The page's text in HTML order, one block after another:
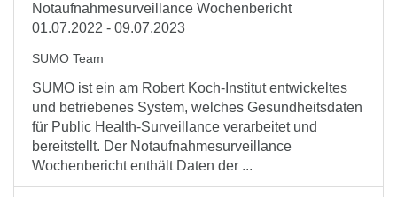
Notaufnahmesurveillance Wochenbericht
01.07.2022 - 09.07.2023
SUMO Team
SUMO ist ein am Robert Koch-Institut entwickeltes
und betriebenes System, welches Gesundheitsdaten
für Public Health-Surveillance verarbeitet und
bereitstellt. Der Notaufnahmesurveillance
Wochenbericht enthält Daten der ...